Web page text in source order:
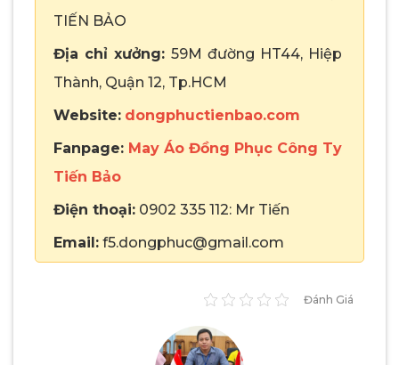
TIẾN BẢO
Địa chỉ xưởng: 59M đường HT44, Hiệp
Thành, Quận 12, Tp.HCM
Website: dongphuctienbao.com
Fanpage: May Áo Đồng Phục Công Ty
Tiến Bảo
Điện thoại: 0902 335 112: Mr Tiến
Email: f5.dongphuc@gmail.com
Đánh Giá